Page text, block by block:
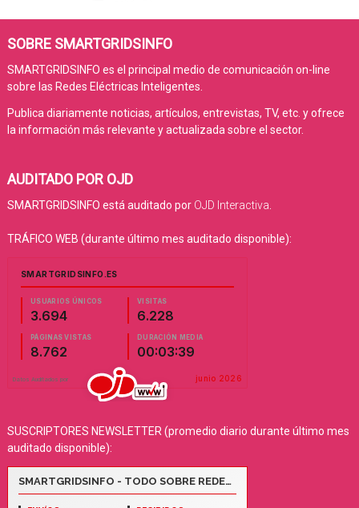
SOBRE SMARTGRIDSINFO
SMARTGRIDSINFO es el principal medio de comunicación on-line
sobre las Redes Eléctricas Inteligentes.
Publica diariamente noticias, artículos, entrevistas, TV, etc. y ofrece
la información más relevante y actualizada sobre el sector.
AUDITADO POR OJD
SMARTGRIDSINFO está auditado por OJD Interactiva
TRÁFICO WEB (durante último mes auditado disponible):
SUSCRIPTORES NEWSLETTER (promedio diario durante último mes
auditado disponible):